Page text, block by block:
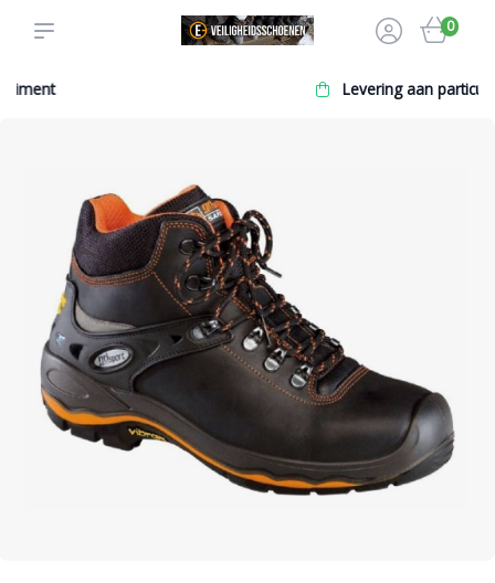
0
Levering aan particulier en zakelijk